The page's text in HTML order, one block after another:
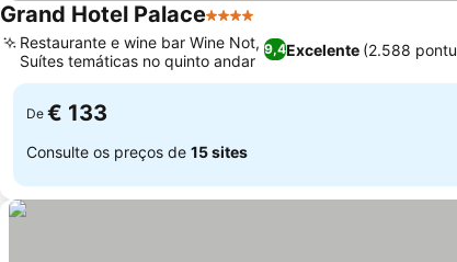
Grand Hotel Palace4 Estrelas
9,4Excelente (2.588
Restaurante e wine bar Wine Not,
Suítes temáticas no quinto andar
De € 133
Consulte os preços de 15 sites